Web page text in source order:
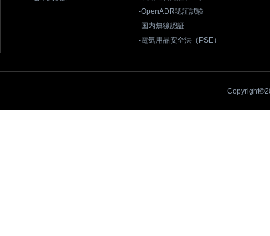
-OpenADR認証試験
-国内無線認証
-電気用品安全法（PSE）